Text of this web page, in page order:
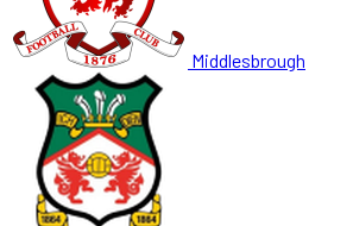
Middlesbrough